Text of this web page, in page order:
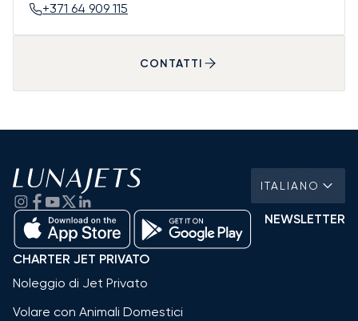
+371 64 909 115
CONTATTI
ITALIANO
NEWSLETTER
CHARTER JET PRIVATO
Noleggio di Jet Privato
Volare con Animali Domestici